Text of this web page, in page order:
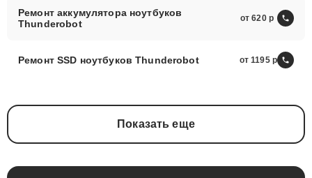
Ремонт аккумулятора ноутбуков
Thunderobot
от 620
Ремонт SSD ноутбуков Thunderobot от 1195
Показать еще